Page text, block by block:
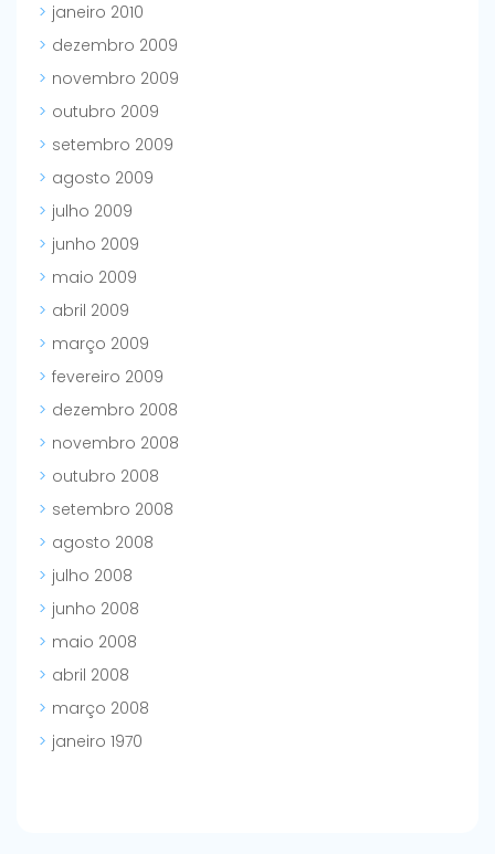
janeiro 2010
dezembro 2009
novembro 2009
outubro 2009
setembro 2009
agosto 2009
julho 2009
junho 2009
maio 2009
abril 2009
março 2009
fevereiro 2009
dezembro 2008
novembro 2008
outubro 2008
setembro 2008
agosto 2008
julho 2008
junho 2008
maio 2008
abril 2008
março 2008
janeiro 1970